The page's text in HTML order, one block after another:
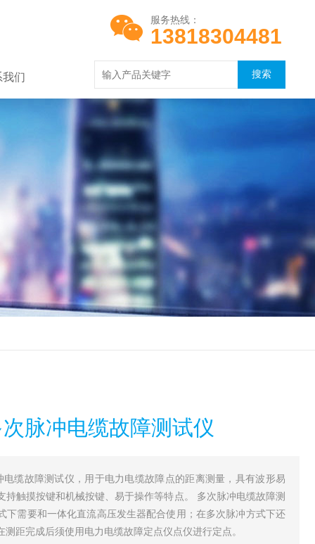
服务热线：
13818304481
我们
脉冲电缆故障测试仪
缆故障测试仪，用于电力电缆故障点的距离测量，具有波形易
触摸按键和机械按键、易于操作等特点。 多次脉冲电缆故障测
下需要和一体化直流高压发生器配合使用；在多次脉冲方式下还
距完成后须使用电力电缆故障定点仪点仪进行定点。